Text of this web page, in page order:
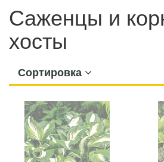
Саженцы и
хосты
Сортировка